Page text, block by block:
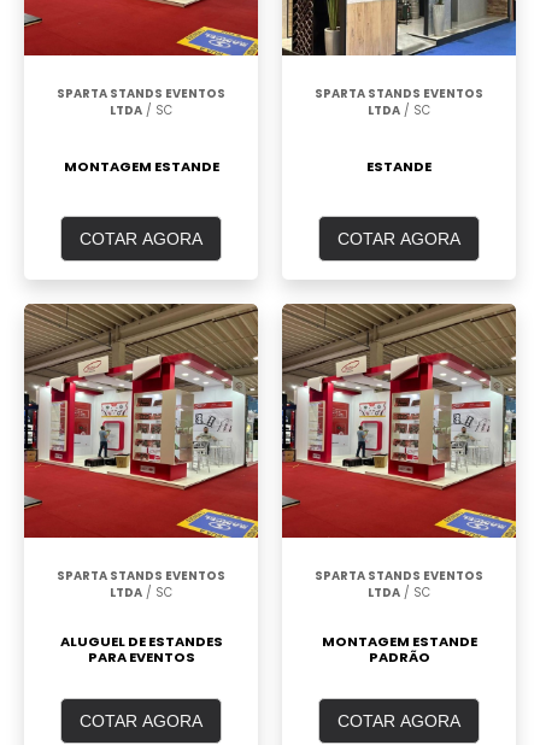
SPARTA STANDS EVENTOS
LTDA / SC
MONTAGEM ESTANDE
COTAR AGORA
SPARTA STANDS EVENTOS
LTDA / SC
ESTANDE
COTAR AGORA
SPARTA STANDS EVENTOS
LTDA / SC
ALUGUEL DE ESTANDES
PARA EVENTOS
COTAR AGORA
SPARTA STANDS EVENTOS
LTDA / SC
MONTAGEM ESTANDE
PADRÃO
COTAR AGORA